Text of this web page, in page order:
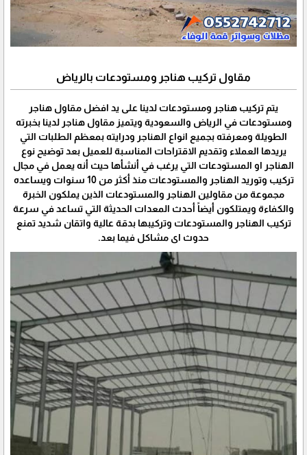
مقاول تركيب هناجر ومستودعات بالرياض
يتم تركيب هناجر ومستودعات لدينا على يد افضل مقاول هناجر
ومستودعات في الرياض والسعودية ويتميز مقاول هناجر لدينا بخبرته
الطويلة ومعرفته بجميع انواع الهناجر ودرايته بمعظم الطلبات التي
يريدها العملاء وتقديم الاقتراحات المناسبة للعميل بعد توضيح نوع
الهناجر او المستودعات التي يرغب في أنشأها حيث أنه يعمل في مجال
تركيب وتوريد الهناجر والمستودعات منذ أكثر من 10 سنوات ويساعده
مجموعة من مقاولين الهناجر والمستودعات الذين يملكون الخبرة
والكفاءة ويمتلكون أيضاً أحدث المعدات الحديثة التي تساعد في سرعة
تركيب الهناجر والمستودعات وتركيبها بدقة عالية واتقان شديد تمنع
حدوث اى مشاكل فيما بعد.